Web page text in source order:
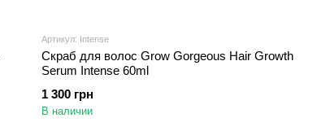
Артикул: Intense
Скраб для волос Grow Gorgeous Hair Growth
Serum Intense 60ml
1 300 грн
В наличии